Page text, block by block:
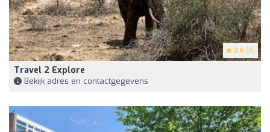
2.6 (8)
Travel 2 Explore
Bekijk adres en contactgegevens